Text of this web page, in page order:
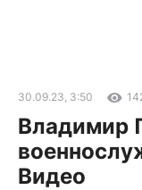
30.09.23, 3:50
Владимир
Видео